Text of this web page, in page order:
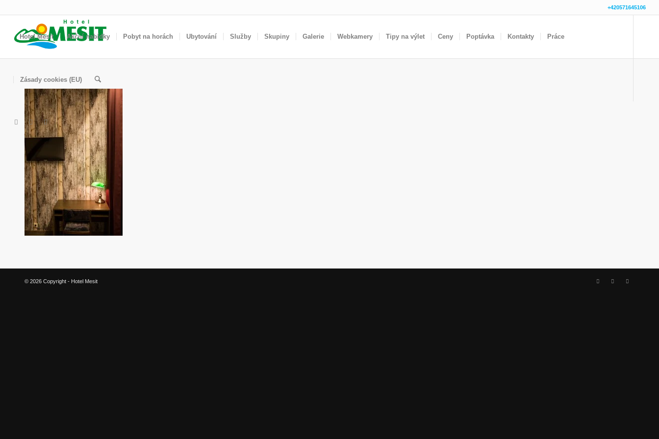
+420571645106
Hotel Mesit Akční nabídky Pobyt na horách Ubytování Služby Skupiny Galerie Webkamery Tipy na výlet Ceny Poptávka Kontakty Práce
Zásady cookies (EU)
© 2026 Copyright - Hotel Mesit